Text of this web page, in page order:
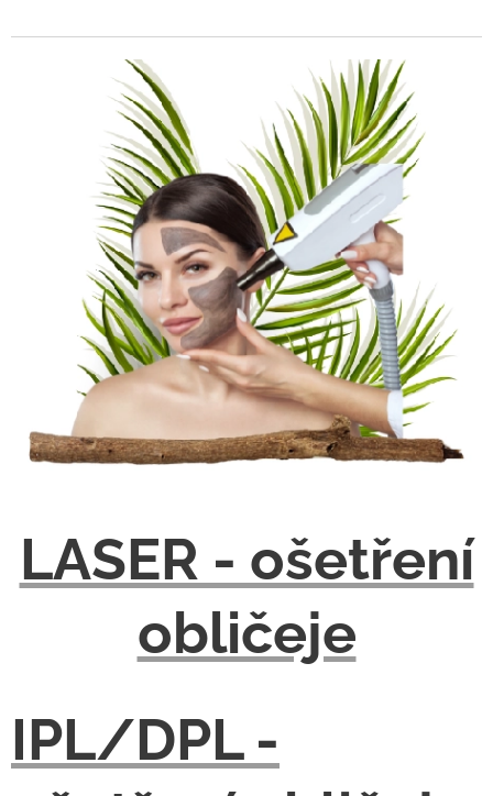
LASER - ošetření
obličeje
IPL/DPL -